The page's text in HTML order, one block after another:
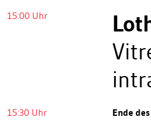
15:00 Uhr
15:30 Uhr Ende